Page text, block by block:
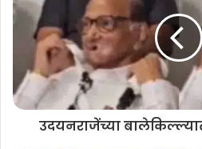
उदयनराजेंच्या